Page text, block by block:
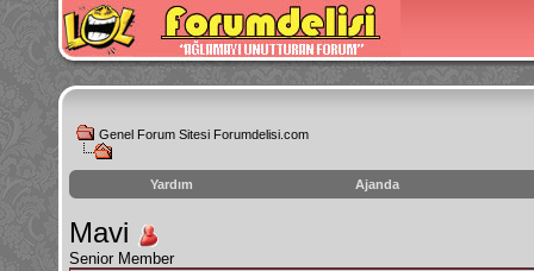
Genel Forum Sitesi Forumdelisi.com
Yardım Ajanda
instagram
izlenme
hilesi
Mavi
Senior Member